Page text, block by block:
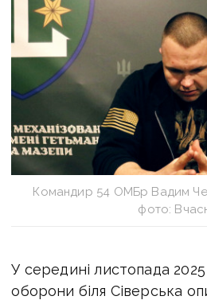
Командир 54 ОМБр Вадим
фото:
У середині листопада 2025
оборони біля Сіверська